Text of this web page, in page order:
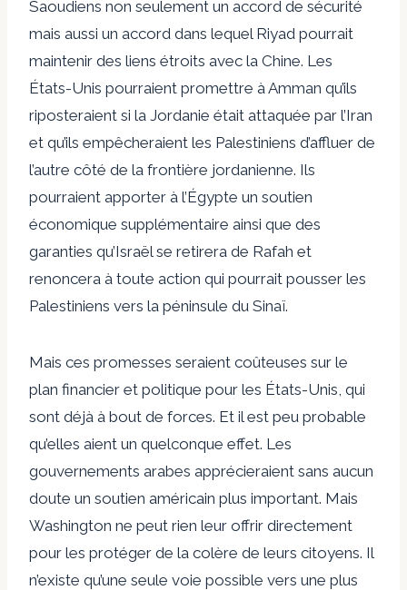
Saoudiens non seulement un accord de sécurité
mais aussi un accord dans lequel Riyad pourrait
maintenir des liens étroits avec la Chine. Les
États-Unis pourraient promettre à Amman qu’ils
riposteraient si la Jordanie était attaquée par l’Iran
et qu’ils empêcheraient les Palestiniens d’affluer de
l’autre côté de la frontière jordanienne. Ils
pourraient apporter à l’Égypte un soutien
économique supplémentaire ainsi que des
garanties qu’Israël se retirera de Rafah et
renoncera à toute action qui pourrait pousser les
Palestiniens vers la péninsule du Sinaï.
Mais ces promesses seraient coûteuses sur le
plan financier et politique pour les États-Unis, qui
sont déjà à bout de forces. Et il est peu probable
qu’elles aient un quelconque effet. Les
gouvernements arabes apprécieraient sans aucun
doute un soutien américain plus important. Mais
Washington ne peut rien leur offrir directement
pour les protéger de la colère de leurs citoyens. Il
n’existe qu’une seule voie possible vers une plus